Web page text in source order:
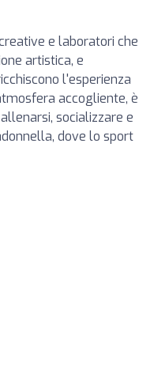
e laboratori che
artistica, e
l'esperienza
accogliente, è
socializzare e
dove lo sport